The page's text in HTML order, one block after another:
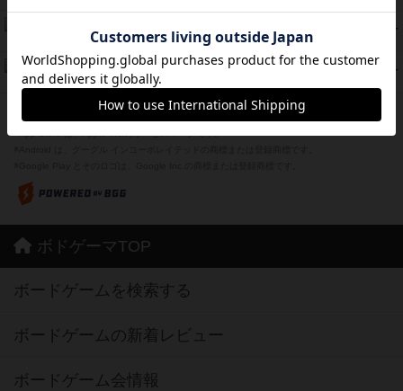
PT
紹介文なし 1件の投稿
37 PT
フリップ７：復讐心とともに
紹介文なし 2件の投稿
※Apple、Apple のロゴ は、米国および他の国々で登録されたApple Inc.の商標です。
ボドゲーマTOP
ボードゲームを検索する
ボードゲームの新着レビュー
ボードゲーム会情報